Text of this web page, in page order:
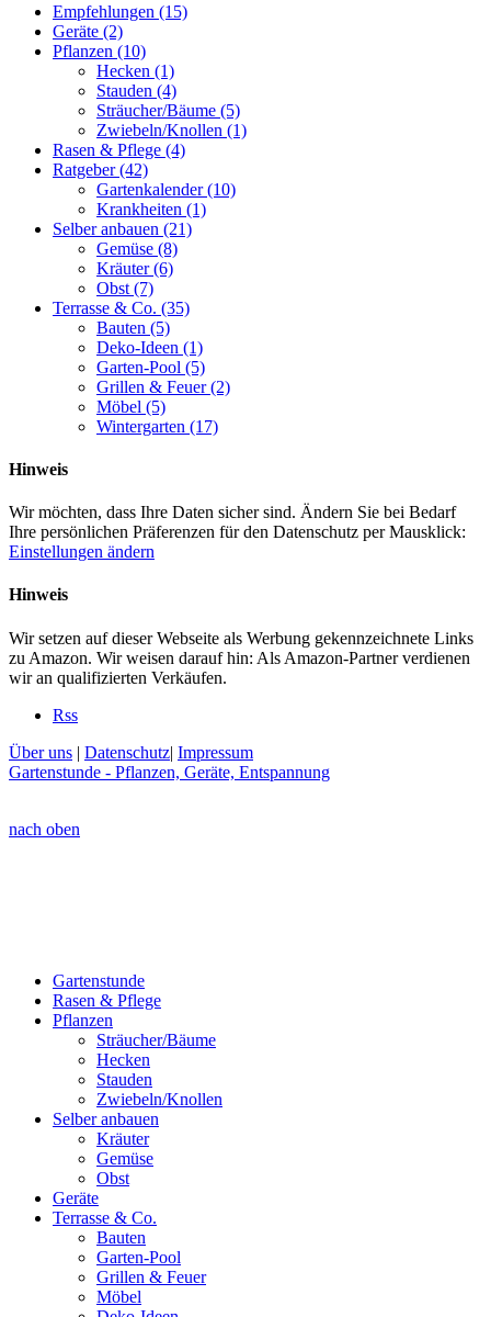
Empfehlungen (15)
Geräte (2)
Pflanzen (10)
Hecken (1)
Stauden (4)
Sträucher/Bäume (5)
Zwiebeln/Knollen (1)
Rasen & Pflege (4)
Ratgeber(42)
Gartenkalender(10)
Krankheiten (1)
Selber anbauen (21)
Gemüse (8)
Kräuter(6)
Obst (7)
Terrasse & Co. (35)
Bauten (5)
Deko-Ideen (1)
Garten-Pool (5)
Grillen & Feuer(2)
Möbel (5)
Wintergarten (17)
Hinweis
Wir möchten, dass Ihre Daten sicher sind. Ändern Sie bei Bedarf
Ihre persönlichen Präferenzen für den Datenschutz per Mausklick:
Einstellungen ändern
Hinweis
Wir setzen auf dieser Webseite als Werbung gekennzeichnete Links
zu Amazon. Wir weisen darauf hin: Als Amazon-Partner verdienen
wir an qualifizierten Verkäufen.
Rss
Über uns | Datenschutz| Impressum
Gartenstunde - Pflanzen, Geräte, Entspannung
nach oben
Gartenstunde
Rasen & Pflege
Pflanzen
Sträucher/Bäume
Hecken
Stauden
Zwiebeln/Knollen
Selber anbauen
Kräuter
Gemüse
Obst
Geräte
Terrasse & Co.
Bauten
Garten-Pool
Grillen & Feuer
Möbel